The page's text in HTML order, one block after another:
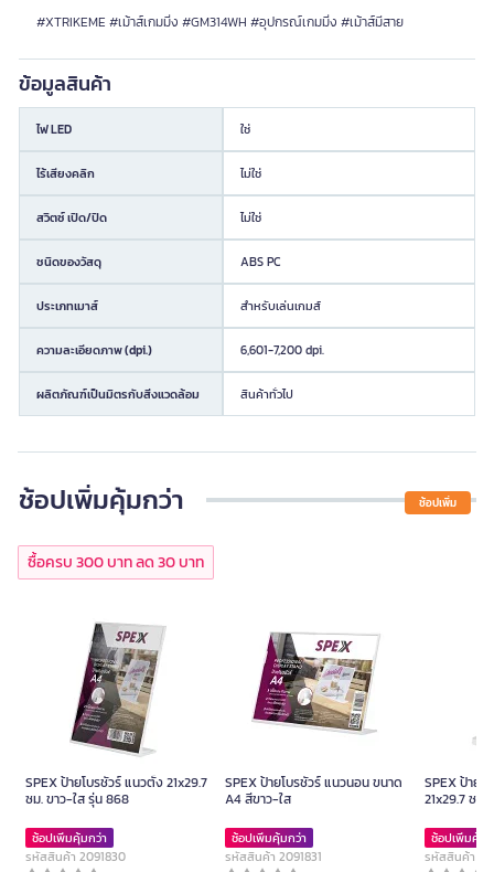
#XTRIKEME #เม้าส์เกมมิ่ง #GM314WH #อุปกรณ์เกมมิ่ง #เม้าส์มีสาย
ข้อมูลสินค้า
ไฟ LED ใช่
ไร้เสียงคลิก ไม่ใช่
สวิตซ์ เปิด/ปิด ไม่ใช่
ชนิดของวัสดุ ABS PC
ประเภทเมาส์ สำหรับเล่นเกมส์
ความละเอียดภาพ (dpi.) 6,601-7,200 dpi.
ผลิตภัณฑ์เป็นมิตรกับสิ่งแวดล้อม สินค้าทั่วไป
ช้อปเพิ่มคุ้มกว่า ช้อปเพิ่ม
ซื้อครบ 300 บาท ลด 30 บาท
SPEX ป้ายโบรชัวร์ แนวตั้ง 21x29.7
ซม. ขาว-ใส รุ่น 868
ช้อปเพิ่มคุ้มกว่า
รหัสสินค้า 2091830
SPEX ป้ายโบรชัวร์ แนวนอน ขนาด
A4 สีขาว-ใส
ช้อปเพิ่มคุ้มกว่า
รหัสสินค้า 2091831
SPEX ป้าย
21x29.7 ซม.
ช้อปเพิ่มคุ้ม
รหัสสินค้า